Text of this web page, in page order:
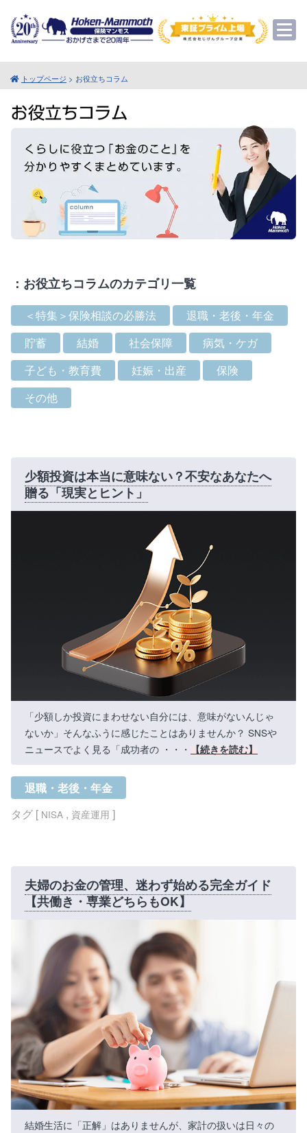
トップページ > お役立ちコラム
：お役立ちコラムのカテゴリ一覧
＜特集＞保険相談の必勝法
退職・老後・年金
貯蓄
結婚 社会保障
病気・ケガ
子ども・教育費
妊娠・出産
保険
その他
少額投資は本当に意味ない？不安なあなたへ
贈る「現実とヒント」
「少額しか投資にまわせない自分には、意味がないんじゃ
ないか」そんなふうに感じたことはありませんか？ SNSや
ニュースでよく見る「成功者の ・・・
【続きを読む】
退職・老後・年金
タグ [ NISA , 資産運用 ]
夫婦のお金の管理、迷わず始める完全ガイド
【共働き・専業どちらもOK】
結婚生活に「正解」はありませんが、家計の扱いは日々の